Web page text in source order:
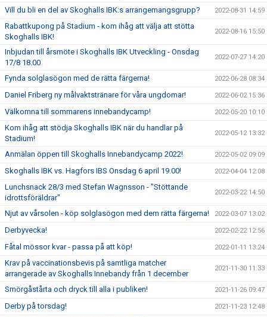
Vill du bli en del av Skoghalls IBK:s arrangemangsgrupp? 2022-08-31 14:59
Rabattkupong på Stadium - kom ihåg att välja att stötta
Skoghalls IBK!
2022-08-16 15:50
Inbjudan till årsmöte i Skoghalls IBK Utveckling - Onsdag
17/8 18.00
2022-07-27 14:20
Fynda solglasögon med de rätta färgerna! 2022-06-28 08:34
Daniel Friberg ny målvaktstränare för våra ungdomar! 2022-06-02 15:36
Välkomna till sommarens innebandycamp! 2022-05-20 10:10
Kom ihåg att stödja Skoghalls IBK när du handlar på
Stadium!
2022-05-12 13:32
Anmälan öppen till Skoghalls Innebandycamp 2022! 2022-05-02 09:09
Skoghalls IBK vs. Hagfors IBS Onsdag 6 april 19.00! 2022-04-04 12:08
Lunchsnack 28/3 med Stefan Wagnsson - "Stöttande
idrottsföräldrar"
2022-03-22 14:50
Njut av vårsolen - köp solglasögon med dem rätta färgerna! 2022-03-07 13:02
Derbyvecka! 2022-02-22 12:56
Fåtal mössor kvar - passa på att köp! 2022-01-11 13:24
Krav på vaccinationsbevis på samtliga matcher
arrangerade av Skoghalls Innebandy från 1 december
2021-11-30 11:33
Smörgåstårta och dryck till alla i publiken! 2021-11-26 09:47
Derby på torsdag! 2021-11-23 12:48